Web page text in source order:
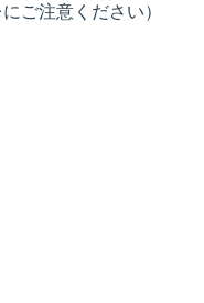
ご注意ください）